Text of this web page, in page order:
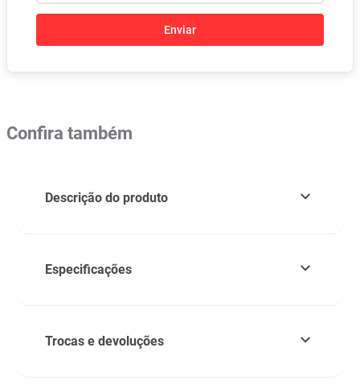
Enviar
Confira também
Descrição do produto
Especificações
Trocas e devoluções